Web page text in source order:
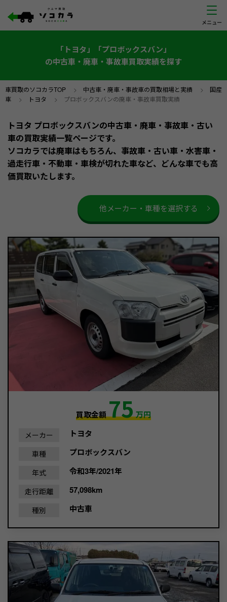
「トヨタ」「プロボックスバン」
の中古車・廃車・事故車買取実績を探す
車買取のソコカラTOP > 中古車・廃車・事故車の買取相場と実績 > 国産
車 > トヨタ > プロボックスバンの廃車・事故車買取実績
トヨタ プロボックスバンの中古車・廃車・事故車・古い
車の買取実績一覧ページです。
ソコカラでは廃車はもちろん、事故車・古い車・水害車・
過走行車・不動車・車検が切れた車など、どんな車でも高
価買取いたします。
他メーカー・車種を選択する
買取金額75万円
メーカー トヨタ
車種 プロボックスバン
年式 令和3年/2021年
走行距離 57,098km
種別 中古車